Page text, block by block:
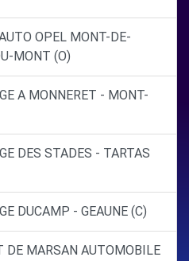
OPEL MONT-DE-
MONT (O)
A MONNERET - MONT-
DES STADES - TARTAS
DUCAMP - GEAUNE (C)
MARSAN AUTOMOBILE